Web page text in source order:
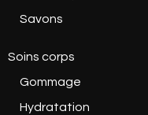
Savons
Soins corps
Gommage
Hydratation